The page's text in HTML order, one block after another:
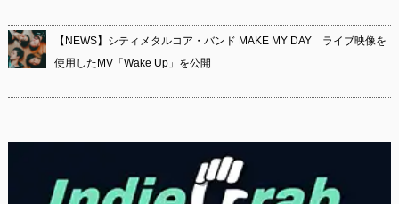
【NEWS】シティメタルコア・バンド MAKE MY DAY ライブ映像を
使用したMV「Wake Up」を公開